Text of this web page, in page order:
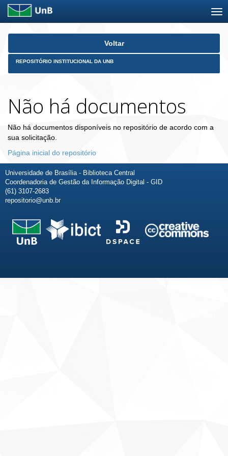
Skip
Voltar
REPOSITÓRIO INSTITUCIONAL DA UNB
Não há documentos
Não há documentos disponíveis no repositório de acordo com a
sua solicitação.
Página inicial do repositório
Universidade de Brasília - Biblioteca Central
Coordenadoria de Gestão da Informação Digital - GID
(61) 3107-2683
repositorio@unb.br